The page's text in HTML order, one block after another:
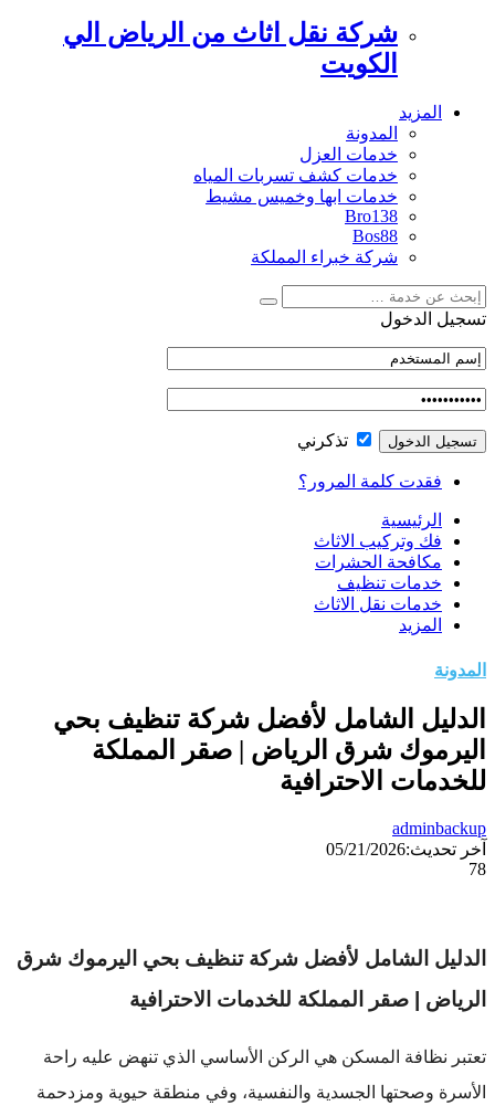
شركة نقل اثاث من الرياض الي
الكويت
المزيد
المدونة
خدمات العزل
خدمات كشف تسربات المياه
خدمات ابها وخميس مشيط
Bro138
Bos88
شركة خبراء المملكة
تسجيل الدخول
تذكرني
فقدت كلمة المرور؟
الرئيسية
فك وتركيب الاثاث
مكافحة الحشرات
خدمات تنظيف
خدمات نقل الاثاث
المزيد
المدونة
الدليل الشامل لأفضل شركة تنظيف بحي
اليرموك شرق الرياض | صقر المملكة
للخدمات الاحترافية
adminbackup
آخر تحديث:05/21/2026
78
الدليل الشامل لأفضل شركة تنظيف بحي اليرموك شرق
الرياض | صقر المملكة للخدمات الاحترافية
تعتبر نظافة المسكن هي الركن الأساسي الذي تنهض عليه راحة
الأسرة وصحتها الجسدية والنفسية، وفي منطقة حيوية ومزدحمة